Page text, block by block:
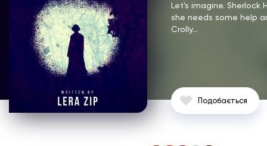
Let's imagine. Sherlock
she needs some help
Crolly...
Подобається